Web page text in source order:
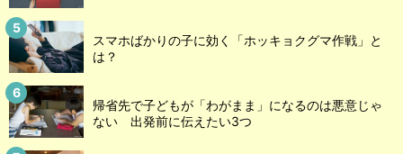
スマホばかりの子に効く「ホッキョクグマ作戦」と
は？
帰省先で子どもが「わがまま」になるのは悪意じゃ
ない 出発前に伝えたい3つ